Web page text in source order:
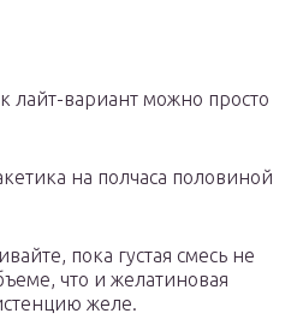
лайт-вариант можно просто
на полчаса половиной
пока густая смесь не
что и желатиновая
желе.